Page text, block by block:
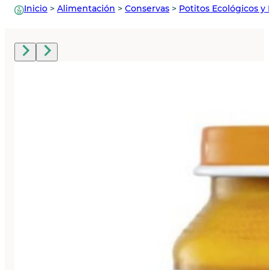
Inicio > Alimentación > Conservas > Potitos Ecológicos y